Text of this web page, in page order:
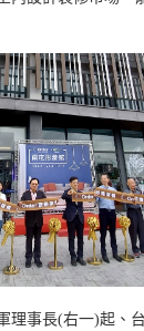
理事長(右一)起、